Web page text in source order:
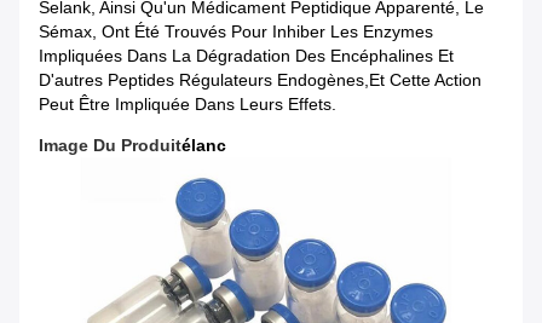
Selank, Ainsi Qu'un Médicament Peptidique Apparenté, Le
Sémax, Ont Été Trouvés Pour Inhiber Les Enzymes
Impliquées Dans La Dégradation Des Encéphalines Et
D'autres Peptides Régulateurs Endogènes,et Cette Action
Peut Être Impliquée Dans Leurs Effets.
Image Du ProduitÉlanc